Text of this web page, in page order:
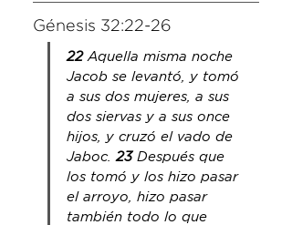
Génesis 32:22-26
22 Aquella misma noche
Jacob se levantó, y tomó
a sus dos mujeres, a sus
dos siervas y a sus once
hijos, y cruzó el vado de
Jaboc. 23 Después que
los tomó y los hizo pasar
el arroyo, hizo pasar
también todo lo que